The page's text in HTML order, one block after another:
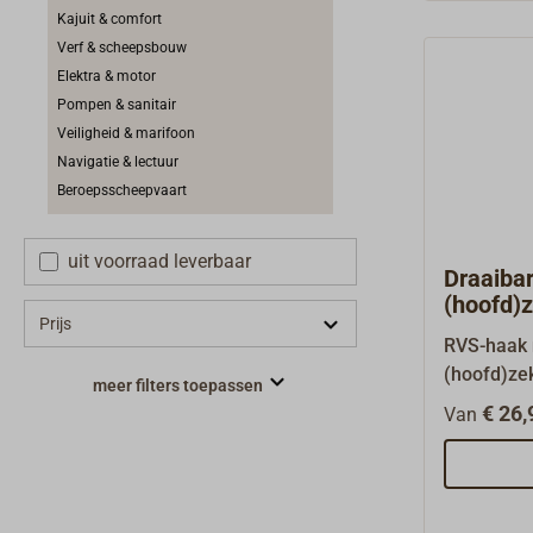
Kajuit & comfort
Verf & scheepsbouw
Elektra & motor
Pompen & sanitair
Veiligheid & marifoon
Navigatie & lectuur
Beroepsscheepvaart
uit voorraad leverbaar
Prijs
meer filters toepassen
de niet-
en een
tegen
hulpstuk
voorkomt
uitklikken
RVS-
als
Van €